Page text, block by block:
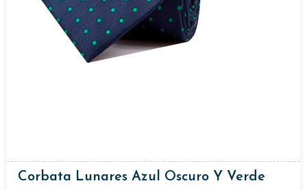
Corbata Lunares Azul Oscuro Y Verde